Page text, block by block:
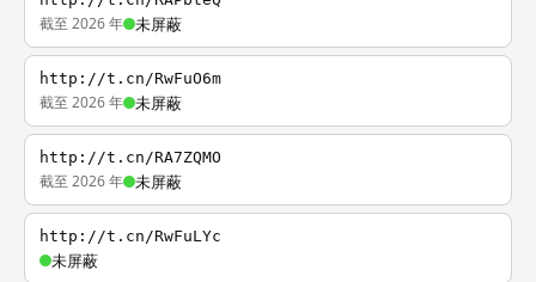
截至 2026 年 未屏蔽
http://t.cn/RwFuO6m
截至 2026 年 未屏蔽
http://t.cn/RA7ZQMO
截至 2026 年 未屏蔽
http://t.cn/RwFuLYc
未屏蔽